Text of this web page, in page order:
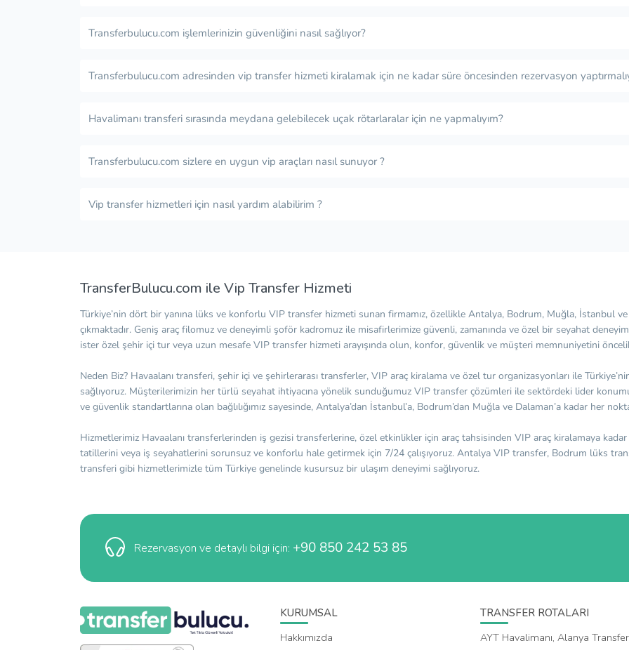
Transferbulucu.com işlemlerinizin güvenliğini nasıl sağlıyor?
Transferbulucu.com adresinden vip transfer hizmeti kiralamak için ne kadar süre öncesinden rezervasyon
Havalimanı transferi sırasında meydana gelebilecek uçak rötarlaralar için ne yapmalıyım?
Transferbulucu.com sizlere en uygun vip araçları nasıl sunuyor ?
Vip transfer hizmetleri için nasıl yardım alabilirim ?
TransferBulucu.com ile Vip Transfer Hizmeti
Türkiye’nin dört bir yanına lüks ve konforlu VIP transfer hizmeti sunan firmamız, özellikle Antalya, Bodrum, Muğla, İstanbul
çıkmaktadır. Geniş araç filomuz ve deneyimli şoför kadromuz ile misafirlerimize güvenli, zamanında ve özel bir seyahat
ister özel şehir içi tur veya uzun mesafe VIP transfer hizmeti arayışında olun, konfor, güvenlik ve müşteri memnuniyetini
Neden Biz? Havaalanı transferi, şehir içi ve şehirlerarası transferler, VIP araç kiralama ve özel tur organizasyonları ile
sağlıyoruz. Müşterilerimizin her türlü seyahat ihtiyacına yönelik sunduğumuz VIP transfer çözümleri ile sektördeki lider
ve güvenlik standartlarına olan bağlılığımız sayesinde, Antalya’dan İstanbul’a, Bodrum’dan Muğla ve Dalaman’a kadar her
Hizmetlerimiz Havaalanı transferlerinden iş gezisi transferlerine, özel etkinlikler için araç tahsisinden VIP araç kiralamaya
tatillerini veya iş seyahatlerini sorunsuz ve konforlu hale getirmek için 7/24 çalışıyoruz. Antalya VIP transfer, Bodrum lüks
transferi gibi hizmetlerimizle tüm Türkiye genelinde kusursuz bir ulaşım deneyimi sağlıyoruz.
Rezervasyon ve detaylı bilgi için: +90 850 242 53 85
KURUMSAL
Hakkımızda
TRANSFER ROTALARI
AYT Havalimanı, Alanya Transfer